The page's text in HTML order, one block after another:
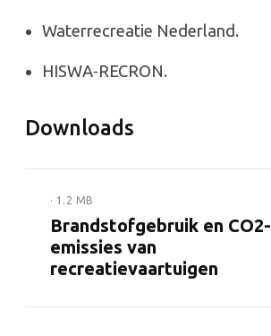
Waterrecreatie Nederland.
HISWA‑RECRON.
Downloads
· 1.2 MB
Brandstofgebruik en CO2-
emissies van
recreatievaartuigen